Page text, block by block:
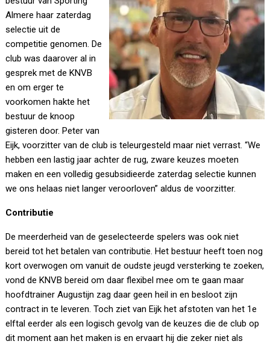
Almere haar zaterdag
selectie uit de
competitie genomen. De
club was daarover al in
gesprek met de KNVB
en om erger te
voorkomen hakte het
bestuur de knoop
gisteren door. Peter van
Eijk, voorzitter van de club is teleurgesteld maar niet verrast. “We
hebben een lastig jaar achter de rug, zware keuzes moeten
maken en een volledig gesubsidieerde zaterdag selectie kunnen
we ons helaas niet langer veroorloven” aldus de voorzitter.
Contributie
De meerderheid van de geselecteerde spelers was ook niet
bereid tot het betalen van contributie. Het bestuur heeft toen nog
kort overwogen om vanuit de oudste jeugd versterking te zoeken,
vond de KNVB bereid om daar flexibel mee om te gaan maar
hoofdtrainer Augustijn zag daar geen heil in en besloot zijn
contract in te leveren. Toch ziet van Eijk het afstoten van het 1e
elftal eerder als een logisch gevolg van de keuzes die de club op
dit moment aan het maken is en ervaart hij die zeker niet als